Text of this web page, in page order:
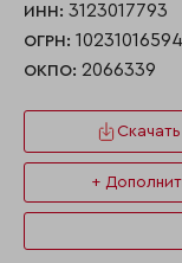
ИНН: 3123017793
ОГРН:
ОКПО: 2066339
+